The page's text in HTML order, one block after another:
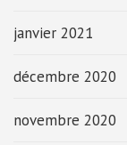
janvier 2021
décembre 2020
novembre 2020